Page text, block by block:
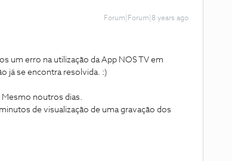
Forum|Forum|8 years ago
um erro na utilização da App NOS TV em
já se encontra resolvida. :)
Mesmo noutros dias.
de visualização de uma gravação dos